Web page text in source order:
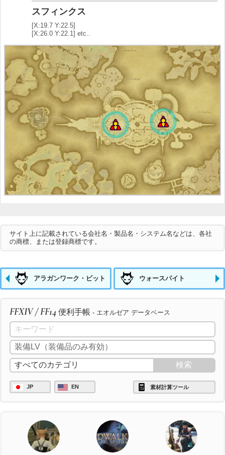
スフィンクス
[X:19.7 Y:22.5]
[X:26.0 Y:22.1] etc..
サイト上に記載されている会社名・製品名・システム名などは、各社
の商標、または登録商標です。
アラガンワーク・ビット ウォースパイト
FFXIV / FF14 便利手帳 - エオルゼア データベース
JP EN 素材計算ツール